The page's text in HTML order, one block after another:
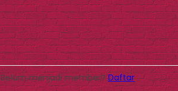
Belum menjadi member?Daftar